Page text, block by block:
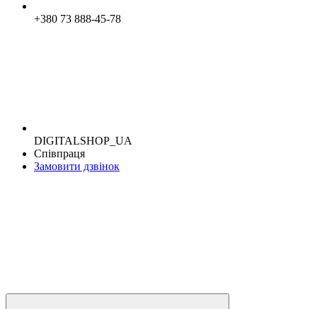
+380 73 888-45-78
DIGITALSHOP_UA
Співпраця
Замовити дзвінок